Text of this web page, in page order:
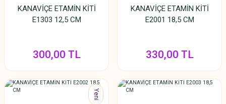
KANAVİÇE ETAMİN KİTİ
E1303 12,5 CM
300,00 TL
KANAVİÇE ETAMİN KİTİ
E2001 18,5 CM
330,00 TL
Yeni